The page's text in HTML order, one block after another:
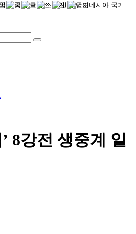
8강전 생중계 일